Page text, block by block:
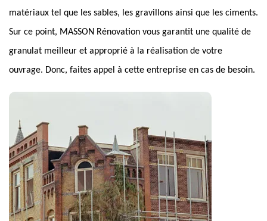
matériaux tel que les sables, les gravillons ainsi que les ciments.
Sur ce point, MASSON Rénovation vous garantit une qualité de
granulat meilleur et approprié à la réalisation de votre
ouvrage. Donc, faites appel à cette entreprise en cas de besoin.